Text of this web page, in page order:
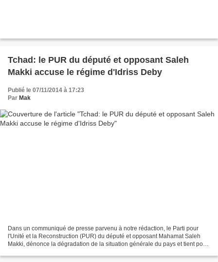
Tchad: le PUR du député et opposant Saleh
Makki accuse le régime d'Idriss Deby
Publié le 07/11/2014 à 17:23
Par Mak
Dans un communiqué de presse parvenu à notre rédaction, le Parti pour
l'Unité et la Reconstruction (PUR) du député et opposant Mahamat Saleh
Makki, dénonce la dégradation de la situation générale du pays et tient pour